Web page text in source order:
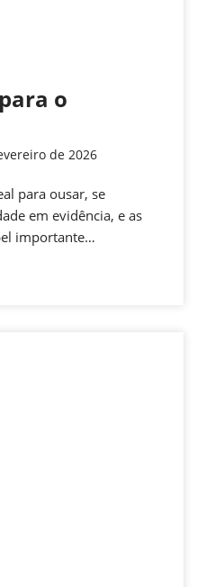
o
de 2026
para ousar, se
em evidência, e as
importante…